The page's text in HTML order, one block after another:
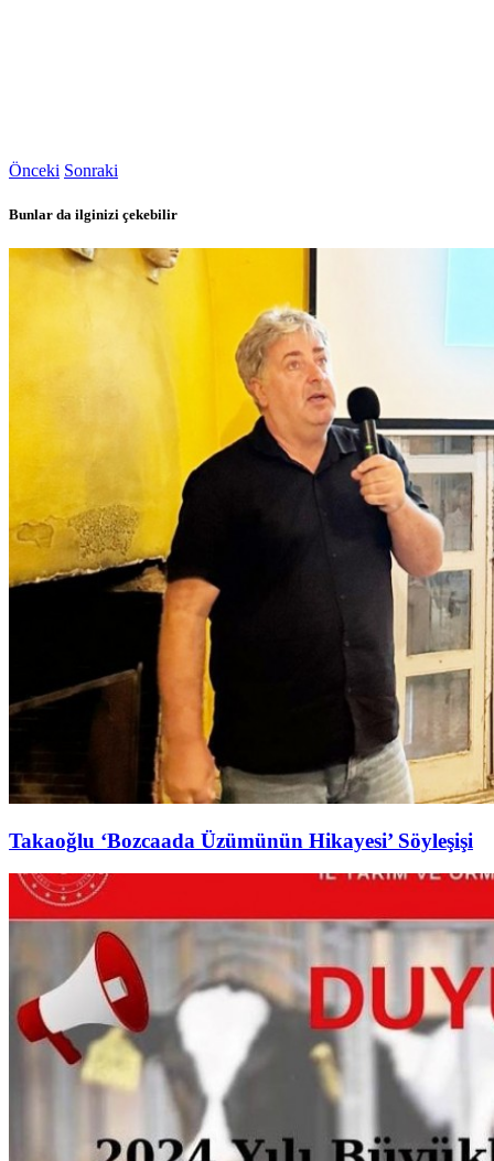
Önceki Sonraki
Bunlar da ilginizi çekebilir
Takaoğlu ‘Bozcaada Üzümünün Hikayesi’ Söyleşişi